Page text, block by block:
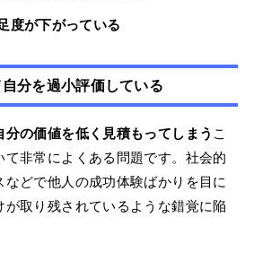
度が下がっている
分を過小評価している
の価値を低く見積もってしまう こ
て非常によくある問題です。社会的
などで他人の成功体験ばかりを目に
取り残されているような錯覚に陥